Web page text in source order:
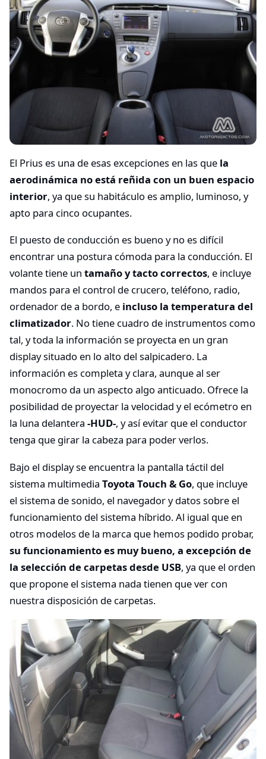
El Prius es una de esas excepciones en las que la
aerodinámica no está reñida con un buen espacio
interior, ya que su habitáculo es amplio, luminoso, y
apto para cinco ocupantes.
El puesto de conducción es bueno y no es difícil
encontrar una postura cómoda para la conducción. El
volante tiene un tamaño y tacto correctos, e incluye
mandos para el control de crucero, teléfono, radio,
ordenador de a bordo, e incluso la temperatura del
climatizador. No tiene cuadro de instrumentos como
tal, y toda la información se proyecta en un gran
display situado en lo alto del salpicadero. La
información es completa y clara, aunque al ser
monocromo da un aspecto algo anticuado. Ofrece la
posibilidad de proyectar la velocidad y el ecómetro en
la luna delantera -HUD-, y así evitar que el conductor
tenga que girar la cabeza para poder verlos.
Bajo el display se encuentra la pantalla táctil del
sistema multimedia Toyota Touch & Go, que incluye
el sistema de sonido, el navegador y datos sobre el
funcionamiento del sistema híbrido. Al igual que en
otros modelos de la marca que hemos podido probar,
su funcionamiento es muy bueno, a excepción de
la selección de carpetas desde USB, ya que el orden
que propone el sistema nada tienen que ver con
nuestra disposición de carpetas.